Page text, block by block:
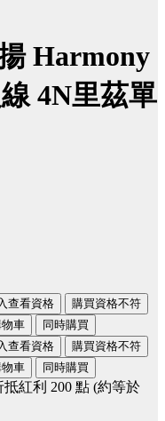
Harmony
4N里茲單
查看資格
購買資格不符
物車
同時購買
查看資格
購買資格不符
物車 同時購買
紅利 200 點 (約等於